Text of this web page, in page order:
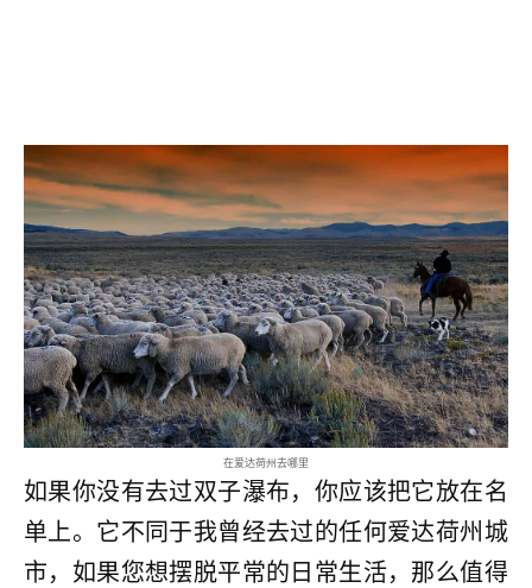
在爱达荷州去哪里
如果你没有去过双子瀑布，你应该把它放在名
单上。它不同于我曾经去过的任何爱达荷州城
市，如果您想摆脱平常的日常生活，那么值得